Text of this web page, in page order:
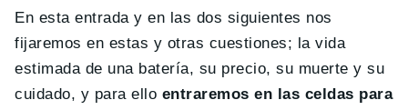
En esta entrada y en las dos siguientes nos
fijaremos en estas y otras cuestiones; la vida
estimada de una batería, su precio, su muerte y su
cuidado, y para ello entraremos en las celdas para